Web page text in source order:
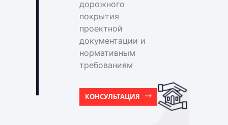
дорожного
покрытия
проектной
документации и
нормативным
требованиям
КОНСУЛЬТАЦИЯ